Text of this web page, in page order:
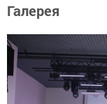
Галерея